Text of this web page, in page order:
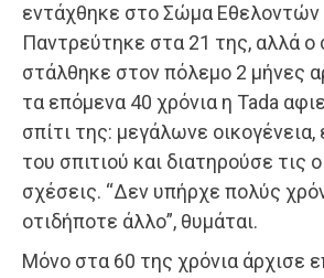
εντάχθηκε στο Σώμα Εθελοντών
Παντρεύτηκε στα 21 της, αλλά ο
στάλθηκε στον πόλεμο 2 μήνες
τα επόμενα 40 χρόνια η Tada
σπίτι της: μεγάλωνε οικογένεια,
του σπιτιού και διατηρούσε τις
σχέσεις. “Δεν υπήρχε πολύς
οτιδήποτε άλλο”, θυμάται.
Μόνο στα 60 της χρόνια άρχισε